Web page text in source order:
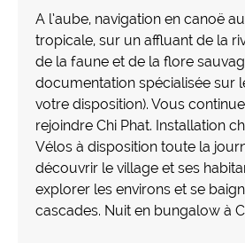
A l’aube, navigation en canoë
tropicale, sur un affluant de la
de la faune et de la flore
documentation spécialisée sur
votre disposition). Vous
rejoindre Chi Phat. Installation
Vélos à disposition toute la
découvrir le village et ses
explorer les environs et se
cascades. Nuit en bungalow à